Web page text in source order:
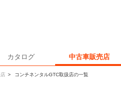
カタログ 中古車販売店
> コンチネンタルGTC取扱店の一覧